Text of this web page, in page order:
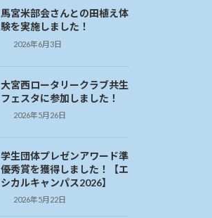
馬宮米部会さんとの田植え体
験を実施しました！
2026年6月3日
大宮西ロータリークラブ共生
フェスタに参加しました！
2026年5月26日
学生団体プレゼンアワード準
優秀賞を獲得しました！【エ
シカルキャンパス2026】
2026年5月22日